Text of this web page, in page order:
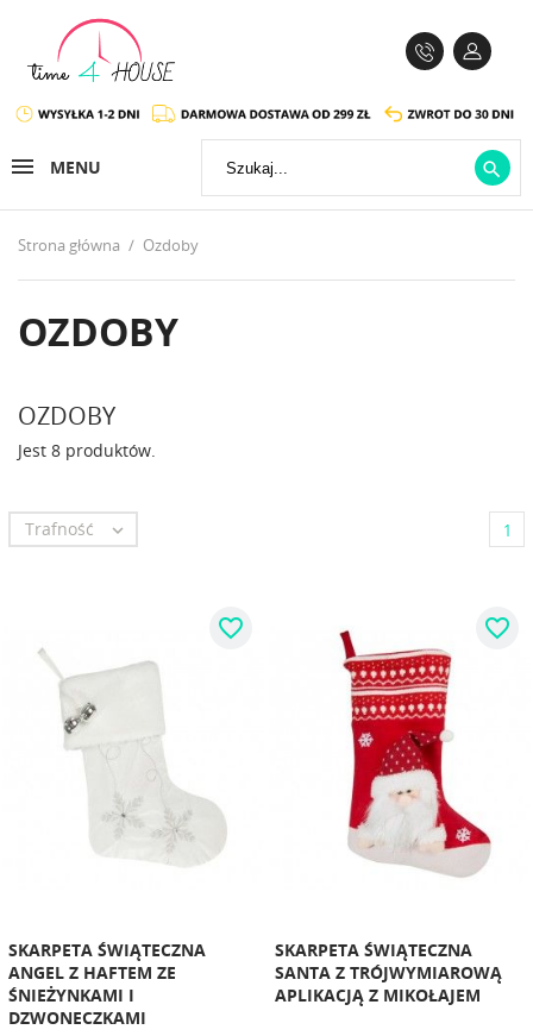
MENU 
Strona główna Ozdoby
OZDOBY
OZDOBY
Jest 8 produktów.
Trafność  1
SKARPETA ŚWIĄTECZNA
ANGEL Z HAFTEM ZE
ŚNIEŻYNKAMI I
DZWONECZKAMI
favorite_border
SKARPETA ŚWIĄTECZNA
SANTA Z TRÓJWYMIAROWĄ
APLIKACJĄ Z MIKOŁAJEM
favorite_border